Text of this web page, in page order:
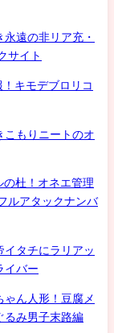
遠の非リア充・
サイト
キモデブロリコ
もりニートのオ
の杜！オネエ管理
ルアタックナンバ
イタチにラリアッ
イバー
ん人形！豆腐メ
るみ男子末路編